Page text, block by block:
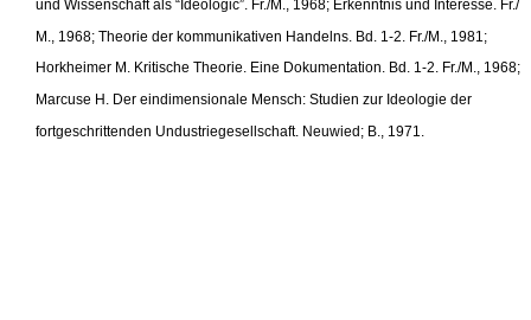
und Wissenschaft als “Ideologic”. Fr./M., 1968; Erkenntnis und Interesse. Fr./
М., 1968; Theorie der kommunikativen Handelns. Bd. 1-2. Fr./M., 1981;
Horkheimer М. Kritische Theorie. Eine Dokumentation. Bd. 1-2. Fr./M., 1968;
Marcuse H. Der eindimensionale Mensch: Studien zur Ideologie der
fortgeschrittenden Undustriegesellschaft. Neuwied; В., 1971.